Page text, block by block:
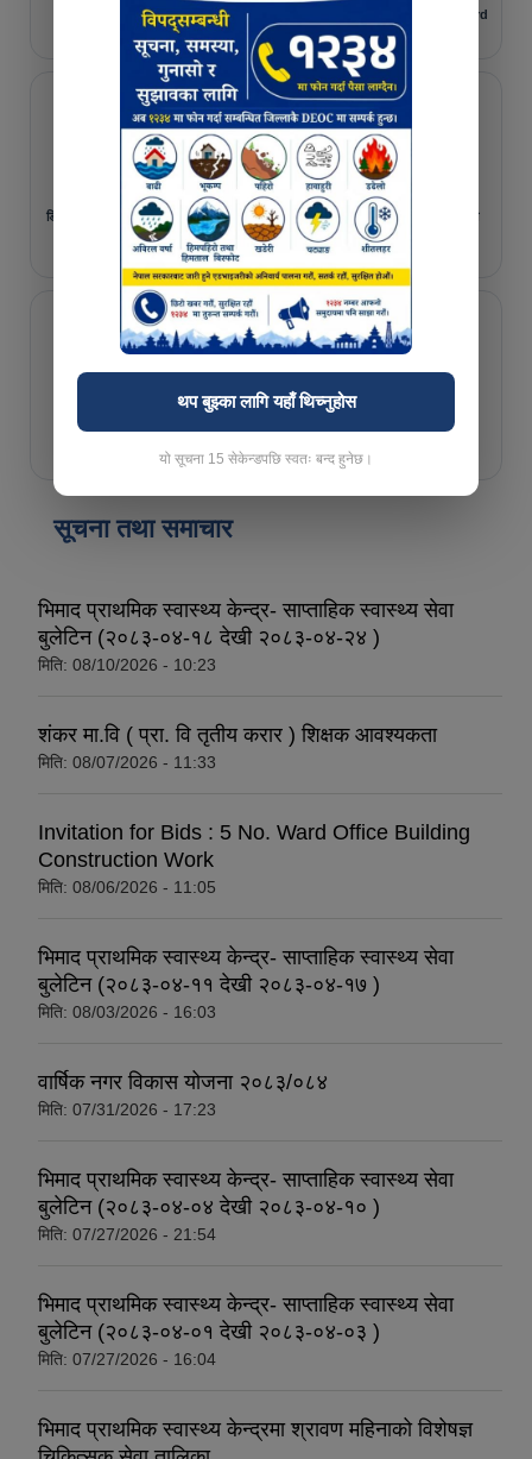
श्रमसंसार Health Dashboard
डिजिटल कृषि व्यवस्थापन
सुझाव संकलन पोर्टल
नगरपालिकामा आएका
राष्ट्रिय परिचयपत्र
Digital Profile जग्गा वर्गीकरण बालमैत्री प्रोफाइल
सूचना तथा समाचार
भिमाद प्राथमिक स्वास्थ्य केन्द्र- साप्ताहिक स्वास्थ्य सेवा
बुलेटिन (२०८३-०४-१८ देखी २०८३-०४-२४ )
मिति: 08/10/2026 - 10:23
शंकर मा.वि ( प्रा. वि तृतीय करार ) शिक्षक आवश्यकता
मिति: 08/07/2026 - 11:33
Invitation for Bids : 5 No. Ward Office Building
Construction Work
मिति: 08/06/2026 - 11:05
भिमाद प्राथमिक स्वास्थ्य केन्द्र- साप्ताहिक स्वास्थ्य सेवा
बुलेटिन (२०८३-०४-११ देखी २०८३-०४-१७ )
मिति: 08/03/2026 - 16:03
वार्षिक नगर विकास योजना २०८३/०८४
मिति: 07/31/2026 - 17:23
भिमाद प्राथमिक स्वास्थ्य केन्द्र- साप्ताहिक स्वास्थ्य सेवा
बुलेटिन (२०८३-०४-०४ देखी २०८३-०४-१० )
मिति: 07/27/2026 - 21:54
भिमाद प्राथमिक स्वास्थ्य केन्द्र- साप्ताहिक स्वास्थ्य सेवा
बुलेटिन (२०८३-०४-०१ देखी २०८३-०४-०३ )
मिति: 07/27/2026 - 16:04
भिमाद प्राथमिक स्वास्थ्य केन्द्रमा श्रावण महिनाको विशेषज्ञ
थप बुझ्का लागि यहाँ थिच्नुहोस
यो सूचना 13 सेकेन्डपछि स्वतः बन्द हुनेछ।